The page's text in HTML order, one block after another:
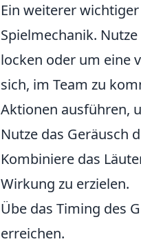
Ein weiterer
Spielmechanik. Nutze
locken oder um eine
sich, im Team zu
Aktionen ausführen,
Nutze das Geräusch
Kombiniere das
Wirkung zu erzielen.
Übe das Timing des
erreichen.